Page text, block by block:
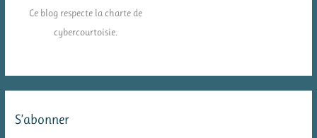
Ce blog respecte la charte de
cybercourtoisie.
S’abonner